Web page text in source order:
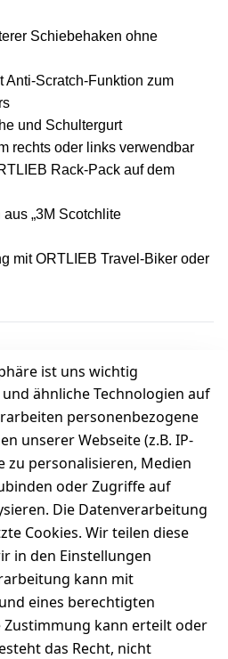
Schiebehaken ohne
Anti-Scratch-Funktion zum
und Schultergurt
rechts oder links verwendbar
Rack-Pack auf dem
„3M Scotchlite
mit ORTLIEB Travel-Biker oder
Bewertung
0
auf 0 Bewertung(en)
abgeben
( 0 )
( 0 )
( 0 )
( 0 )
( 0 )
ist uns wichtig
ähnliche Technologien auf
personenbezogene
unserer Webseite (z.B. IP-
zu personalisieren, Medien
oder Zugriffe auf
Die Datenverarbeitung
Cookies. Wir teilen diese
in den Einstellungen
kann mit
eines berechtigten
Zustimmung kann erteilt oder
das Recht, nicht